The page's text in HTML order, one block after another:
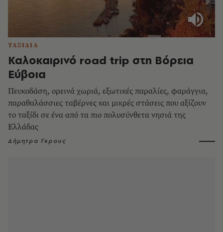
ΤΑΞΙΔΙΑ
Καλοκαιρινό road trip στη Βόρεια
Εύβοια
Πευκοδάση, ορεινά χωριά, εξωτικές παραλίες, φαράγγια,
παραθαλάσσιες ταβέρνες και μικρές στάσεις που αξίζουν
το ταξίδι σε ένα από τα πιο πολυσύνθετα νησιά της
Ελλάδας
Δήμητρα Γκρους